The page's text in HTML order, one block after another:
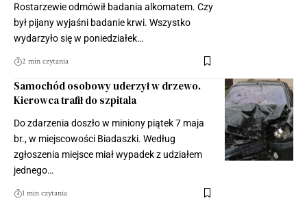
Rostarzewie odmówił badania alkomatem. Czy
był pijany wyjaśni badanie krwi. Wszystko
wydarzyło się w poniedziałek…
2 min czytania
Samochód osobowy uderzył w drzewo.
Kierowca trafił do szpitala
Do zdarzenia doszło w miniony piątek 7 maja
br., w miejscowości Biadaszki. Według
zgłoszenia miejsce miał wypadek z udziałem
jednego…
1 min czytania